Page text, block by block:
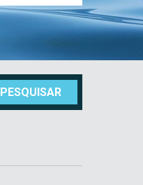
PESQUISAR